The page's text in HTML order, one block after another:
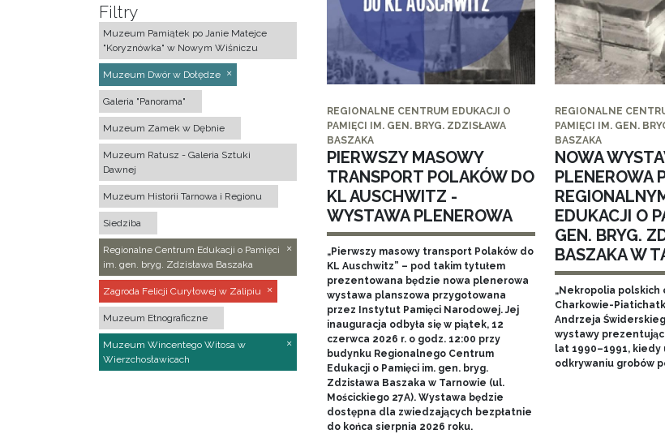
Filtry
Muzeum Pamiątek po Janie Matejce
"Koryznówka" w Nowym Wiśniczu
Muzeum Dwór w Dołędze
Galeria "Panorama"
Muzeum Zamek w Dębnie
Muzeum Ratusz - Galeria Sztuki
Dawnej
Muzeum Historii Tarnowa i Regionu
Siedziba
Regionalne Centrum Edukacji o Pamięci
im. gen. bryg. Zdzisława Baszaka
Zagroda Felicji Curyłowej w Zalipiu
Muzeum Etnograficzne
Muzeum Wincentego Witosa w
Wierzchosławicach
REGIONALNE CENTRUM EDUKACJI O
PAMIĘCI IM. GEN. BRYG. ZDZISŁAWA
BASZAKA
PIERWSZY MASOWY
TRANSPORT POLAKÓW DO
KL AUSCHWITZ -
WYSTAWA PLENEROWA
„Pierwszy masowy transport Polaków do
KL Auschwitz” – pod takim tytułem
prezentowana będzie nowa plenerowa
wystawa planszowa przygotowana
przez Instytut Pamięci Narodowej. Jej
inauguracja odbyła się w piątek, 12
czerwca 2026 r. o godz. 12:00 przy
budynku Regionalnego Centrum
Edukacji o Pamięci im. gen. bryg.
Zdzisława Baszaka w Tarnowie (ul.
Mościckiego 27A). Wystawa będzie
dostępna dla zwiedzających bezpłatnie
do końca sierpnia 2026 roku.
REGIONALNE
PAMIĘCI IM. GEN.
BASZAKA
NOWA
PLENEROWA
EDUKACJI O
GEN. BRYG.
BASZAKA W
„Nekropolia polskich
Charkowie-
Andrzeja
wystawy
lat 1990–1991, kiedy
odkrywaniu grobów